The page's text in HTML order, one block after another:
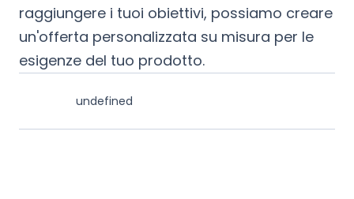
raggiungere i tuoi obiettivi, possiamo creare
un'offerta personalizzata su misura per le
esigenze del tuo prodotto.
undefined